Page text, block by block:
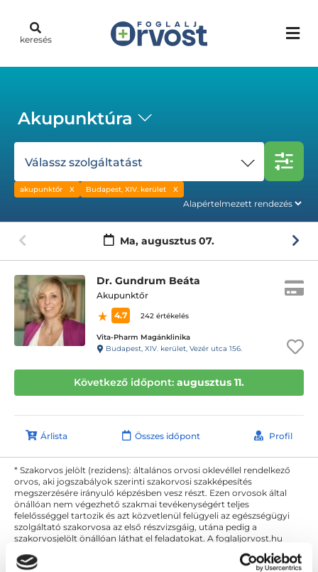
keresés
Akupunktúra
Válassz szolgáltatást
akupunktőr Budapest, XIV. kerület
Ma, augusztus 07.
Dr. Gundrum Beáta
Akupunktőr
4.7
242 értékelés
Vita-Pharm Magánklinika
Budapest, XIV. kerület, Vezér utca 156.
Következő időpont: augusztus 11.
Árlista Összes időpont Profil
* Szakorvos jelölt (rezidens): általános orvosi oklevéllel rendelkező
orvos, aki jogszabályok szerinti szakorvosi szakképesítés
megszerzésére irányuló képzésben vesz részt. Ezen orvosok által
önállóan nem végezhető szakmai tevékenységért teljes
felelősséggel tartozik és azt közvetlenül felügyeli az egészségügyi
szolgáltató szakorvosa az első részvizsgáig, utána pedig a
szakorvosjelölt önállóan láthat el feladatokat. A foglaljorvost.hu
és szakorvosjelölt esetén.